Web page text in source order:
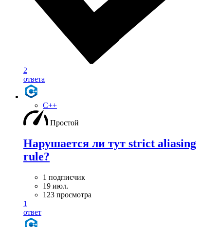
2
ответа
C++
Простой
Нарушается ли тут strict aliasing
rule?
1 подписчик
19 июл.
123 просмотра
1
ответ